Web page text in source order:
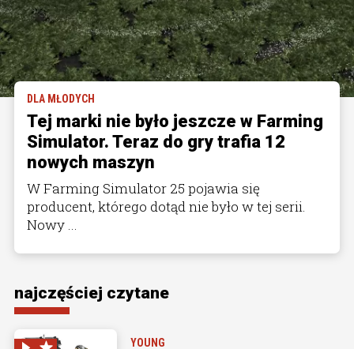
DLA MŁODYCH
Tej marki nie było jeszcze w Farming
Simulator. Teraz do gry trafia 12
nowych maszyn
W Farming Simulator 25 pojawia się
producent, którego dotąd nie było w tej serii.
Nowy ...
najczęściej czytane
YOUNG